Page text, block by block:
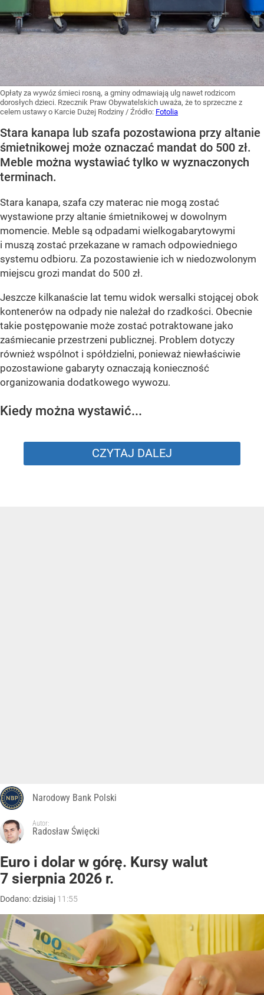
Opłaty za wywóz śmieci rosną, a gminy odmawiają ulg nawet rodzicom
dorosłych dzieci. Rzecznik Praw Obywatelskich uważa, że to sprzeczne z
celem ustawy o Karcie Dużej Rodziny / Źródło: Fotolia
Stara kanapa lub szafa pozostawiona przy altanie
śmietnikowej może oznaczać mandat do 500 zł.
Meble można wystawiać tylko w wyznaczonych
terminach.
Stara kanapa, szafa czy materac nie mogą zostać
wystawione przy altanie śmietnikowej w dowolnym
momencie. Meble są odpadami wielkogabarytowymi
i muszą zostać przekazane w ramach odpowiedniego
systemu odbioru. Za pozostawienie ich w niedozwolonym
miejscu grozi mandat do 500 zł.
Jeszcze kilkanaście lat temu widok wersalki stojącej obok
kontenerów na odpady nie należał do rzadkości. Obecnie
takie postępowanie może zostać potraktowane jako
zaśmiecanie przestrzeni publicznej. Problem dotyczy
również wspólnot i spółdzielni, ponieważ niewłaściwie
pozostawione gabaryty oznaczają konieczność
organizowania dodatkowego wywozu.
Kiedy można wystawić...
CZYTAJ DALEJ
Narodowy Bank Polski
Autor:
Radosław Święcki
Euro i dolar w górę. Kursy walut
7 sierpnia 2026 r.
Dodano:dzisiaj 11:55